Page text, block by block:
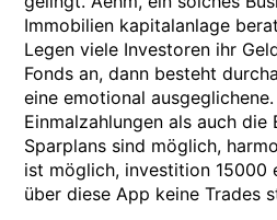
Immobilien kapitalanlage
Legen viele Investoren ihr
Fonds an, dann besteht
eine emotional
Einmalzahlungen als auch die
Sparplans sind möglich,
ist möglich, investition 15000
über diese App keine Trades